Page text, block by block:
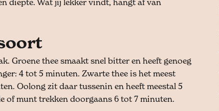
Groene thee smaakt snel bitter en heeft genoeg
4 tot 5 minuten. Zwarte thee is het meest
Oolong zit daar tussenin en heeft meestal 5
of munt trekken doorgaans 6 tot 7 minuten.